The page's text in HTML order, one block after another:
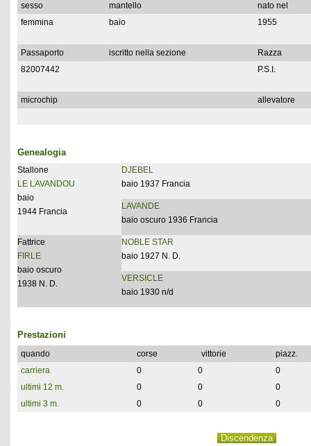
sesso mantello
nato nel
femmina
baio 1955
Passaporto iscritto nella sezione
Razza
82007442
P.S.I.
microchip allevatore
Genealogia
Stallone
LE LAVANDOU
baio
1944 Francia
DJEBEL
baio 1937 Francia
LAVANDE
baio oscuro 1936 Francia
Fattrice
FIRLE
baio oscuro
1938 N. D.
NOBLE STAR
baio 1927 N. D.
VERSICLE
baio 1930 n/d
Prestazioni
quando corse vittorie
piazz.
carriera
0 0
0
ultimi 12 m.
0 0
0
ultimi 3 m.
0 0 0